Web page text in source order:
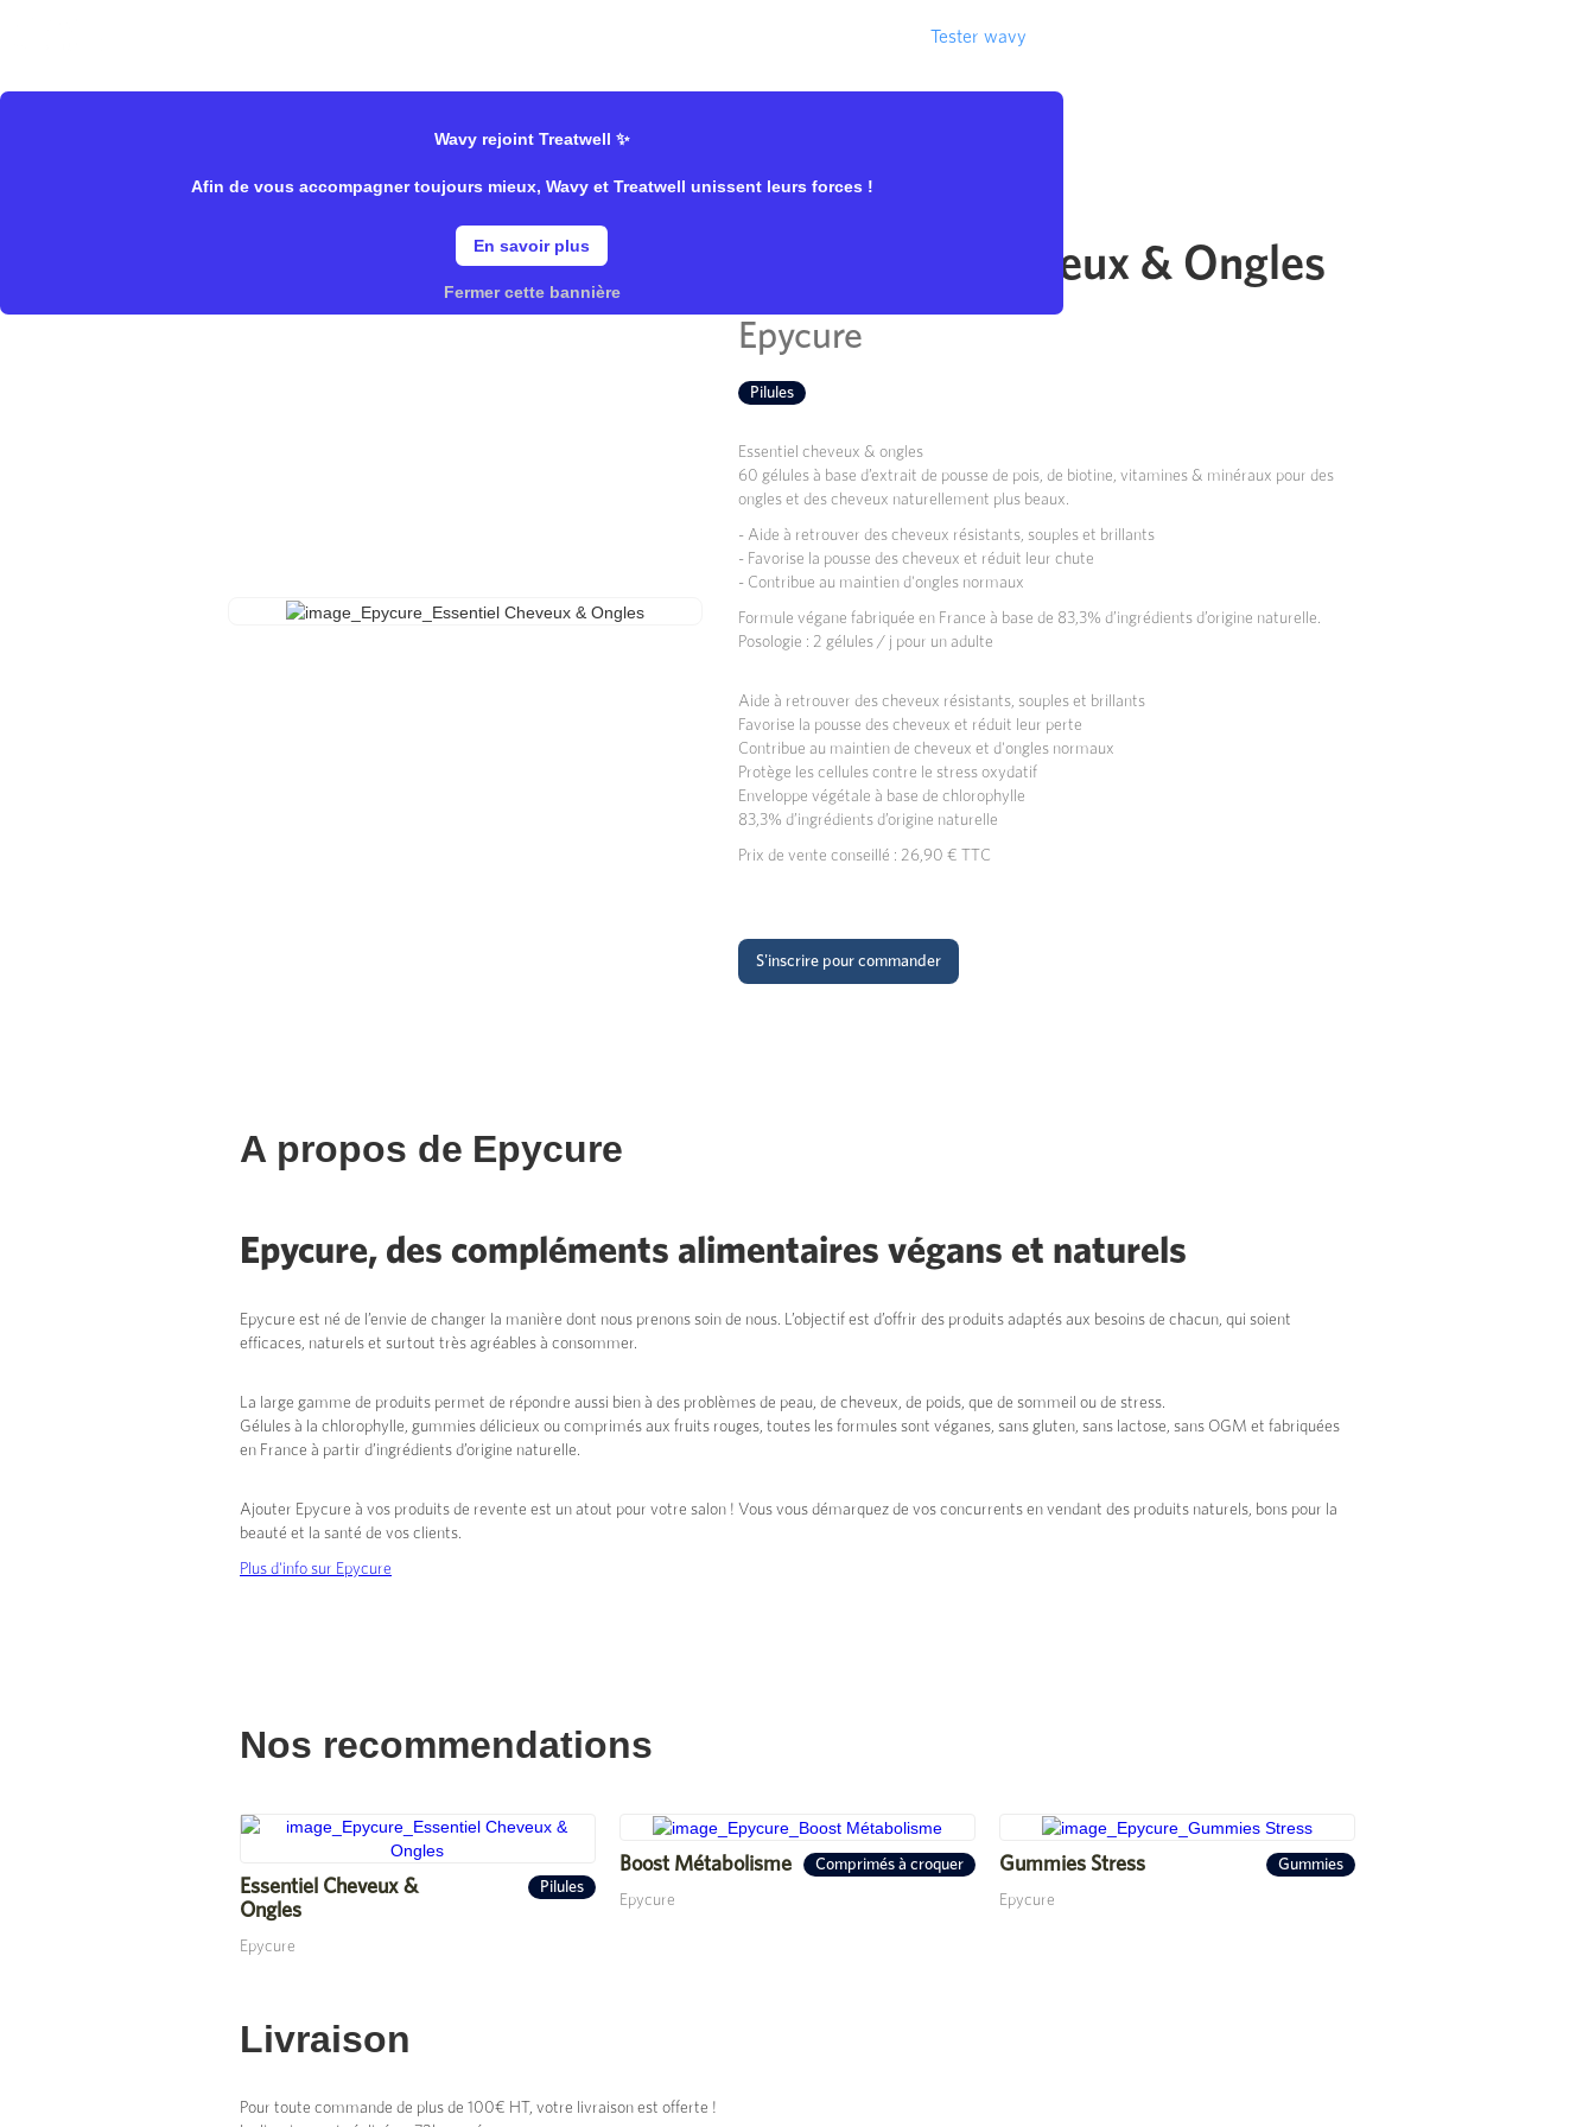
Tester wavy
Wavy rejoint Treatwell ✨
Afin de vous accompagner toujours mieux, Wavy et Treatwell unissent leurs forces !
En savoir plus
Fermer cette bannière
> Epycure > Spécifique/Complément
Essentiel Cheveux & Ongles
Epycure
Pilules
Essentiel cheveux & ongles
60 gélules à base d’extrait de pousse de pois, de biotine, vitamines & minéraux pour des
ongles et des cheveux naturellement plus beaux.
- Aide à retrouver des cheveux résistants, souples et brillants
- Favorise la pousse des cheveux et réduit leur chute
- Contribue au maintien d'ongles normaux
Formule végane fabriquée en France à base de 83,3% d’ingrédients d’origine naturelle.
Posologie : 2 gélules / j pour un adulte
Aide à retrouver des cheveux résistants, souples et brillants
Favorise la pousse des cheveux et réduit leur perte
Contribue au maintien de cheveux et d'ongles normaux
Protège les cellules contre le stress oxydatif
Enveloppe végétale à base de chlorophylle
83,3% d’ingrédients d’origine naturelle
Prix de vente conseillé : 26,90 € TTC
S'inscrire pour commander
A propos de Epycure
Epycure, des compléments alimentaires végans et naturels
Epycure est né de l’envie de changer la manière dont nous prenons soin de nous. L’objectif est d’offrir des produits adaptés aux besoins de chacun, qui soient
efficaces, naturels et surtout très agréables à consommer.
La large gamme de produits permet de répondre aussi bien à des problèmes de peau, de cheveux, de poids, que de sommeil ou de stress.
Gélules à la chlorophylle, gummies délicieux ou comprimés aux fruits rouges, toutes les formules sont véganes, sans gluten, sans lactose, sans OGM et fabriquées
en France à partir d’ingrédients d’origine naturelle.
Ajouter Epycure à vos produits de revente est un atout pour votre salon ! Vous vous démarquez de vos concurrents en vendant des produits naturels, bons pour la
beauté et la santé de vos clients.
Plus d'info sur Epycure
Nos recommendations
Essentiel Cheveux &
Ongles
Pilules
Epycure
Boost Métabolisme Comprimés à croquer
Epycure
Gummies Stress Gummies
Epycure
Livraison
Pour toute commande de plus de 100€ HT, votre livraison est offerte !